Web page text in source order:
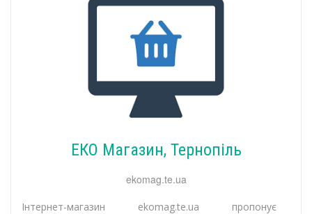
ЕКО Магазин, Тернопіль
ekomag.te.ua
Інтернет-магазин ekomag.te.ua пропонує